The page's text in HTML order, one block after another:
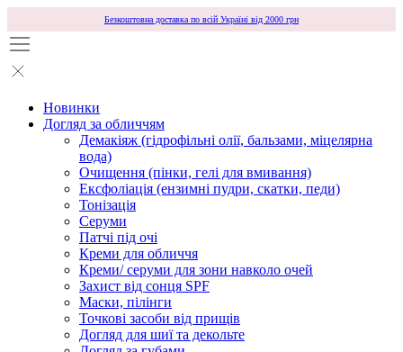
Безкоштовна доставка по всій Україні від 2000 грн
Новинки
Догляд за обличчям
Демакіяж (гідрофільні олії, бальзами, міцелярна
вода)
Очищення (пінки, гелі для вмивання)
Ексфоліація (ензимні пудри, скатки, педи)
Тонізація
Серуми
Патчі під очі
Креми для обличчя
Креми/ серуми для зони навколо очей
Захист від сонця SPF
Маски, пілінги
Точкові засоби від прищів
Догляд для шиї та декольте